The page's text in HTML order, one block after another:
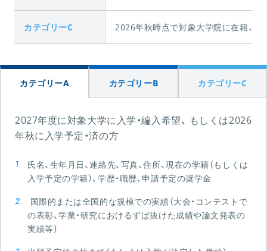
カテゴリーC 2026年秋時点で対象大学院に在籍、
カテゴリーA カテゴリーB カテゴリーC
2027年度に対象大学に入学・編入希望、 もしくは2026
年秋に入学予定・済の方
氏名、生年月日、連絡先、写真、住所、現在の学籍（もしくは
入学予定の学籍）、学歴・職歴、申請予定の奨学金
国際的または全国的な規模での実績（大会・コンテストで
の表彰、学業・研究におけるずば抜けた成績や論文発表の
実績等）